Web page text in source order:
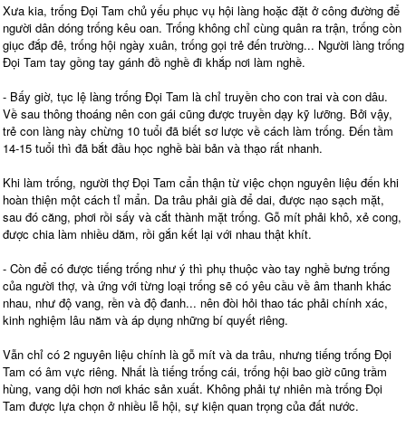
Xưa kia, trống Đọi Tam chủ yếu phục vụ hội làng hoặc đặt ở công đường để
người dân dóng trống kêu oan. Trống không chỉ cùng quân ra trận, trống còn
giục đắp đê, trống hội ngày xuân, trống gọi trẻ đến trường... Người làng trống
Đọi Tam tay gồng tay gánh đồ nghề đi khắp nơi làm nghề.
- Bấy giờ, tục lệ làng trống Đọi Tam là chỉ truyền cho con trai và con dâu.
Về sau thông thoáng nên con gái cũng được truyền dạy kỹ lưỡng. Bởi vậy,
trẻ con làng này chừng 10 tuổi đã biết sơ lược về cách làm trống. Đến tầm
14-15 tuổi thì đã bắt đầu học nghề bài bản và thạo rất nhanh.
Khi làm trống, người thợ Đọi Tam cẩn thận từ việc chọn nguyên liệu đến khi
hoàn thiện một cách tỉ mẩn. Da trâu phải già để dai, được nạo sạch mặt,
sau đó căng, phơi rồi sấy và cắt thành mặt trống. Gỗ mít phải khô, xẻ cong,
được chia làm nhiều dăm, rồi gắn kết lại với nhau thật khít.
- Còn để có được tiếng trống như ý thì phụ thuộc vào tay nghề bưng trống
của người thợ, và ứng với từng loại trống sẽ có yêu cầu về âm thanh khác
nhau, như độ vang, rền và độ đanh... nên đòi hỏi thao tác phải chính xác,
kinh nghiệm lâu năm và áp dụng những bí quyết riêng.
Vẫn chỉ có 2 nguyên liệu chính là gỗ mít và da trâu, nhưng tiếng trống Đọi
Tam có âm vực riêng. Nhất là tiếng trống cái, trống hội bao giờ cũng trầm
hùng, vang dội hơn nơi khác sản xuất. Không phải tự nhiên mà trống Đọi
Tam được lựa chọn ở nhiều lễ hội, sự kiện quan trọng của đất nước.